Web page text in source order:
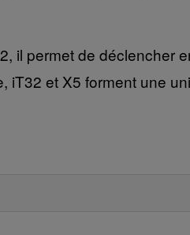
il permet de déclencher
iT32 et X5 forment une